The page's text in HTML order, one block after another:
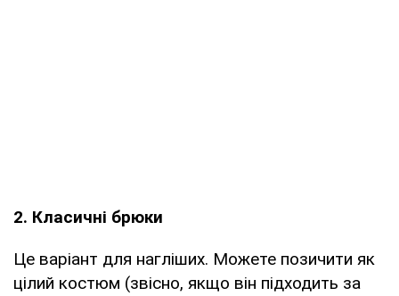
2. Класичні брюки
Це варіант для нагліших. Можете позичити як
цілий костюм (звісно, якщо він підходить за